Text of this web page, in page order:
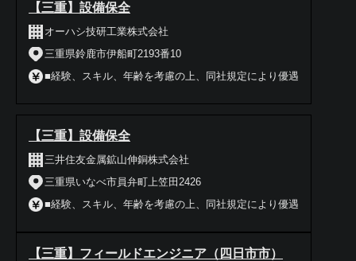
【三重】設備保全
オーハシ技研工業株式会社
三重県鈴鹿市伊船町2193番10
■経験、スキル、年齢を考慮の上、同社規定により優遇
【三重】設備保全
三井住友金属鉱山伸銅株式会社
三重県いなべ市員弁町上笠田2426
■経験、スキル、年齢を考慮の上、同社規定により優遇
【三重】フィールドエンジニア（四日市市）